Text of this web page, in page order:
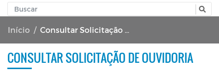
Início Consultar Solicitação de Ouvidoria
CONSULTAR SOLICITAÇÃO DE OUVIDORIA